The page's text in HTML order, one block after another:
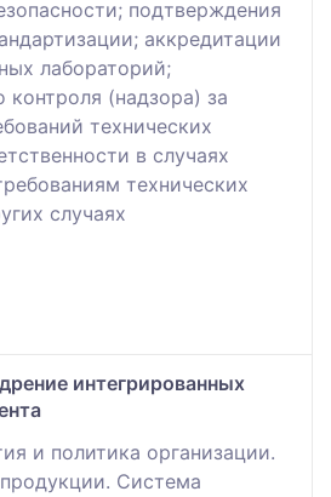
подтверждения
аккредитации
лабораторий;
контроля (надзора) за
технических
в случаях
технических
случаях
интегрированных
и политика организации.
Система